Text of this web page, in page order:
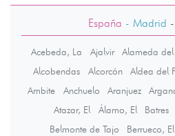
España - Madrid -
Acebeda, La Ajalvir Alameda
Alcobendas
Alcorcón Aldea del
Ambite
Anchuelo Aranjuez
Atazar, El
Álamo, El Batres
Belmonte de Tajo
Berrueco, El